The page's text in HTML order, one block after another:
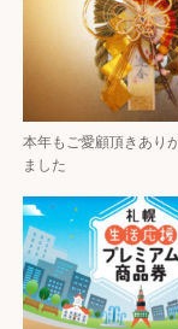
本年もご愛顧頂きあり
ました